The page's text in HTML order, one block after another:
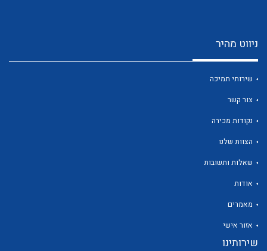
ניווט מהיר
שירותי תמיכה
צור קשר
נקודות מכירה
הצוות שלנו
שאלות ותשובות
אודות
מאמרים
אזור אישי
שירותינו